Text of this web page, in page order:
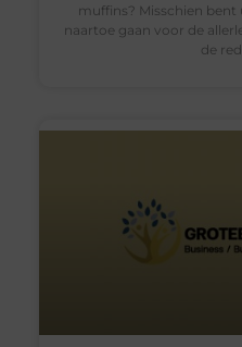
muffins? Misschien bent
naartoe gaan voor de
de